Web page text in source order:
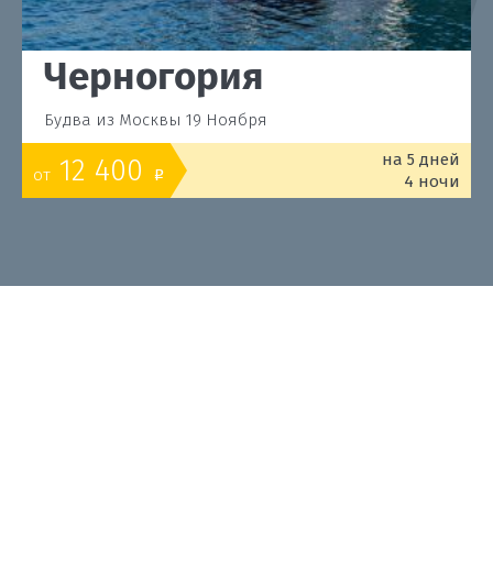
Черногория
Будва из Москвы 19 Ноября
от 12 400 o
на 5 дней
4 ночи